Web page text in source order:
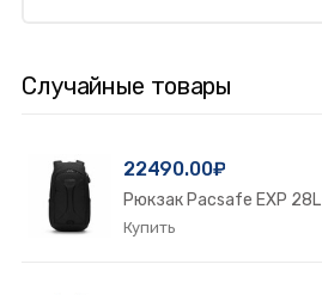
Случайные товары
22490.00₽
Рюкзак Pacsafe EXP 28L